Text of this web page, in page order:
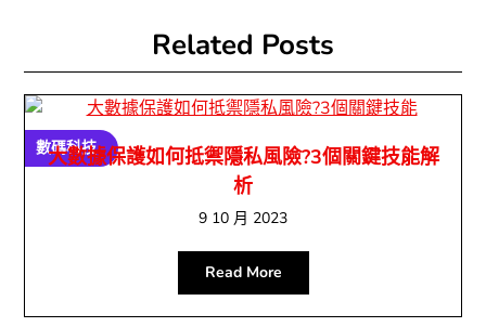
Related Posts
數碼科技
大數據保護如何抵禦隱私風險?3個關鍵技能解
析
9 10 月 2023
Read More